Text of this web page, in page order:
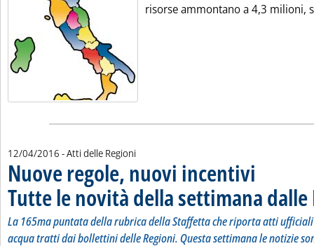
risorse ammontano a 4,3 milioni,
12/04/2016 - Atti delle Regioni
Nuove regole, nuovi incentivi
Tutte le novità della settimana dalle
La 165ma puntata della rubrica della Staffetta che riporta atti
acqua tratti dai bollettini delle Regioni. Questa settimana le notizie